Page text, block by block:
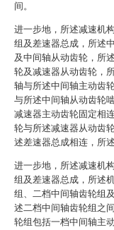
间。
进一步地，所述减速机
组及差速器总成，所述
及中间轴从动齿轮，所
轮及减速器从动齿轮，
轴与所述中间轴主动齿
与所述中间轴从动齿轮
减速器主动齿轮固定相
轮与所述减速器从动齿
述差速器总成相连，所
进一步地，所述减速机
组及差速器总成，所述
组、二档中间轴齿轮组
述二档中间轴齿轮组之
轮组包括一档中间轴主